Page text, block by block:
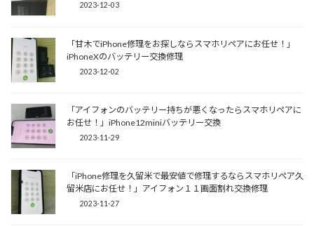
2023-12-03
「甘木でiPhone修理をお探しならスマホリペアにお任せ！」
iPhoneXのバッテリー交換修理
2023-12-02
「アイフォンのバッテリー持ちが悪くなったらスマホリペアに
お任せ！」iPhone12miniバッテリー交換
2023-11-29
「iPhone修理を久留米で最安値で修理するならスマホリペア久
留米店にお任せ！」アイフォン１１画面割れ交換修理
2023-11-27